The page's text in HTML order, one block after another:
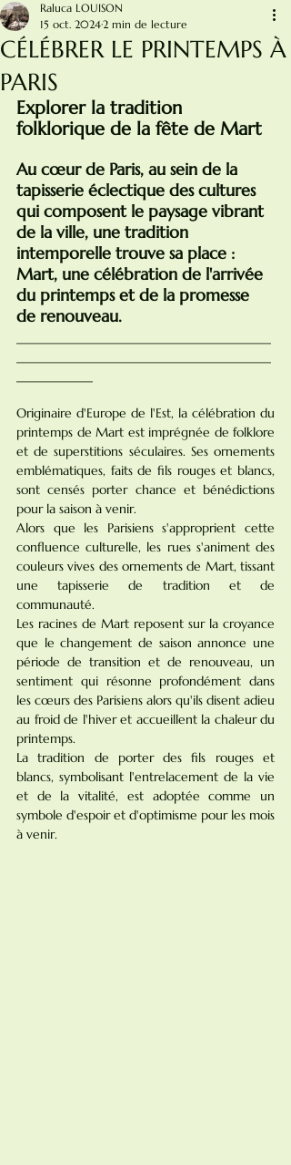
CÉLÉBRER LE PRINTEMPS À
PARIS
Raluca LOUISON
15 oct. 20242 min de lecture
Explorer la tradition
folklorique de la fête de Mart
Au cœur de Paris, au sein de la
tapisserie éclectique des cultures
qui composent le paysage vibrant
de la ville, une tradition
intemporelle trouve sa place :
Mart, une célébration de l'arrivée
du printemps et de la promesse
de renouveau.
Originaire d'Europe de l'Est, la célébration du
printemps de Mart est imprégnée de folklore
et de superstitions séculaires. Ses ornements
emblématiques, faits de fils rouges et blancs,
sont censés porter chance et bénédictions
pour la saison à venir.
Alors que les Parisiens s'approprient cette
confluence culturelle, les rues s'animent des
couleurs vives des ornements de Mart, tissant
une tapisserie de tradition et de
communauté.
Les racines de Mart reposent sur la croyance
que le changement de saison annonce une
période de transition et de renouveau, un
sentiment qui résonne profondément dans
les cœurs des Parisiens alors qu'ils disent adieu
au froid de l'hiver et accueillent la chaleur du
printemps.
La tradition de porter des fils rouges et
blancs, symbolisant l'entrelacement de la vie
et de la vitalité, est adoptée comme un
symbole d'espoir et d'optimisme pour les mois
à venir.